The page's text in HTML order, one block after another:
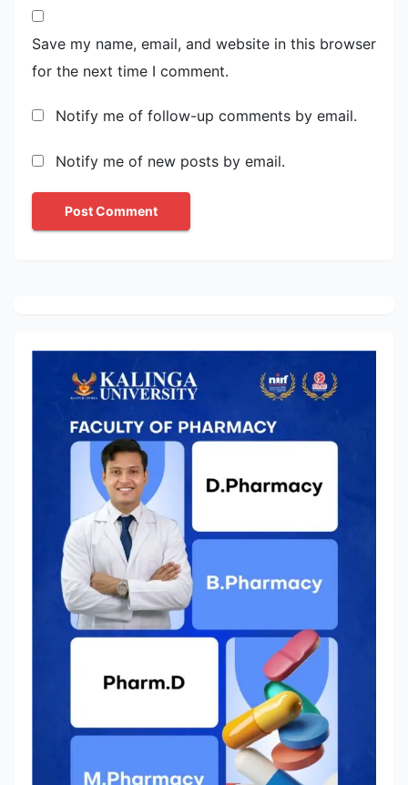
Save my name, email, and website in this browser
for the next time I comment.
Notify me of follow-up comments by email.
Notify me of new posts by email.